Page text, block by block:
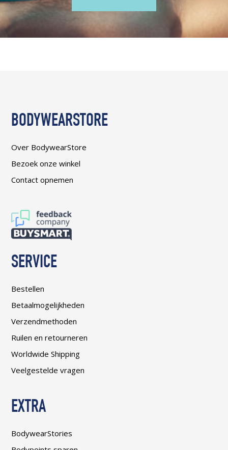
BODYWEARSTORE
Over BodywearStore
Bezoek onze winkel
Contact opnemen
SERVICE
Bestellen
Betaalmogelijkheden
Verzendmethoden
Ruilen en retourneren
Worldwide Shipping
Veelgestelde vragen
EXTRA
BodywearStories